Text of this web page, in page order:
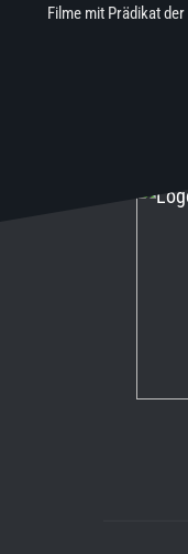
Filme mit Prädikat der